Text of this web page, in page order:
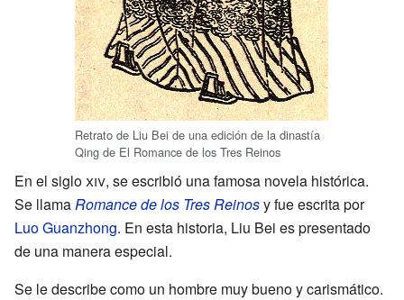
Retrato de Liu Bei de una edición de la dinastía
Qing de El Romance de los Tres Reinos
En el sigloxiv, se escribió una famosa novela histórica.
Se llamaRomance de los Tres Reinosy fue escrita por
Luo Guanzhong. En esta historia, Liu Bei es presentado
de una manera especial.
Se le describe como un hombre muy bueno y carismático.